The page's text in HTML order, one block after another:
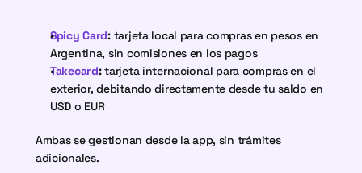
Spicy Card: tarjeta local para compras en pesos en
Argentina, sin comisiones en los pagos
Takecard: tarjeta internacional para compras en el
exterior, debitando directamente desde tu saldo en
USD o EUR
Ambas se gestionan desde la app, sin trámites
adicionales.